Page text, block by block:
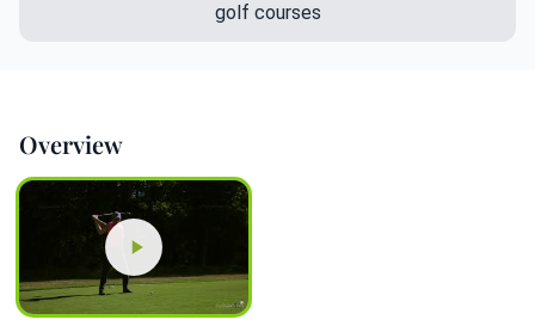
golf courses
Overview